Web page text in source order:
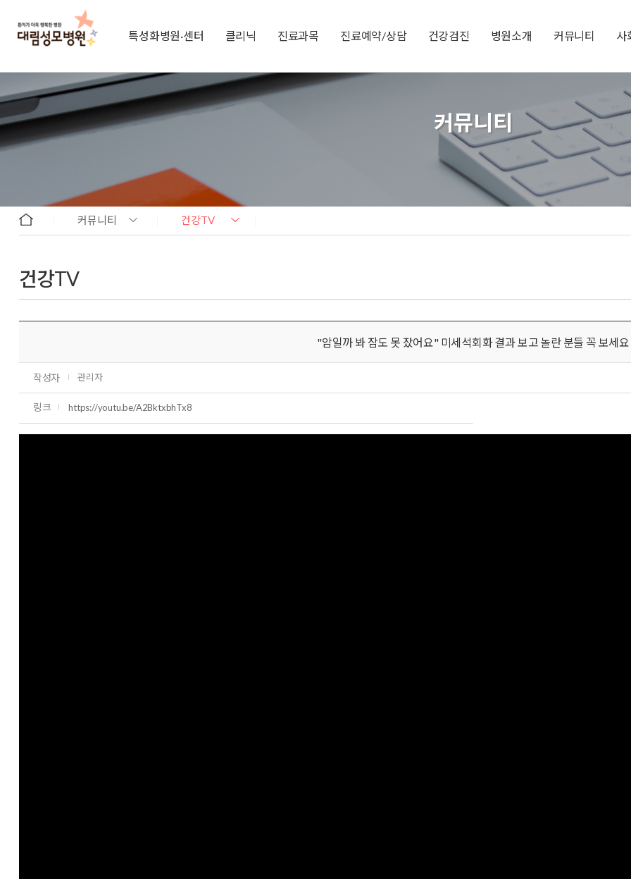
특성화병원·센터 클리닉 진료과목 진료예약/상담 건강검진 병원소개 커뮤니티 사
커뮤니티
커뮤니티 건강TV
건강TV
"암일까 봐 잠도 못 잤어요" 미세석회화 결과 보고 놀란 분들 꼭 보세요
작성자 관리자
링크 https://youtu.be/A2BktxbhTx8